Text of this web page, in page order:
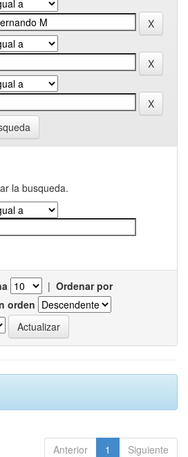
la busqueda.
| Ordenar por
orden
Anterior 1 Siguiente